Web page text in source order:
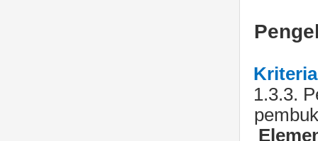
Kriteria
1.3.3.